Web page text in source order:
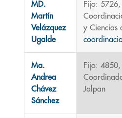
MD.
Martín
Velázquez
Ugalde
Fijo:
y Ciencias
Ma.
Andrea
Chávez
Sánchez
Fijo:
Jalpan